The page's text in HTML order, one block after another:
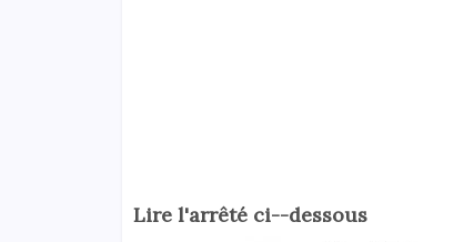
Lire l'arrêté ci--dessous